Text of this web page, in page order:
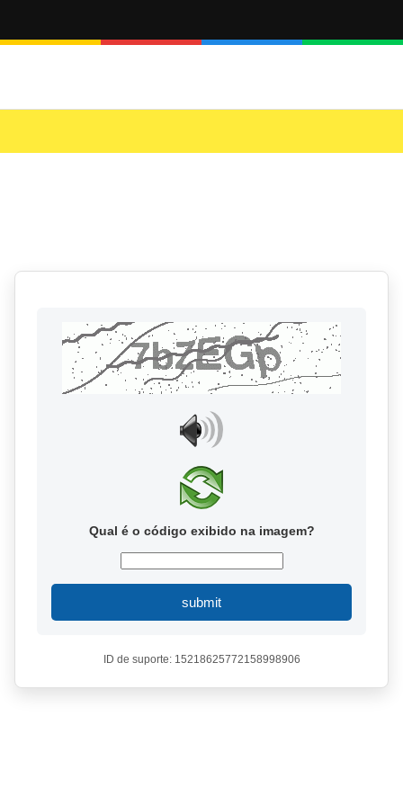
Qual é o código exibido na imagem?
submit
ID de suporte: 15218625772158998906